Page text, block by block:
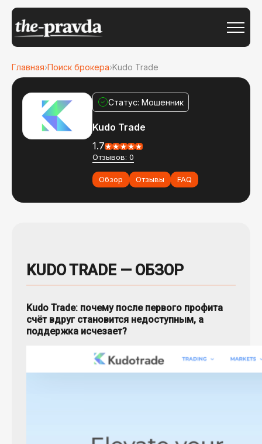
Главная›Поиск брокера›Kudo Trade
Статус: Мошенник
Kudo Trade
1.7
Отзывов: 0
Обзор Отзывы FAQ
KUDO TRADE — ОБЗОР
Kudo Trade: почему после первого профита
счёт вдруг становится недоступным, а
поддержка исчезает?